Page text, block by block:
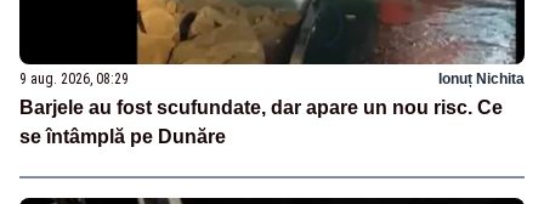
9 aug. 2026, 08:29 Ionuț Nichita
Barjele au fost scufundate, dar apare un nou risc. Ce
se întâmplă pe Dunăre